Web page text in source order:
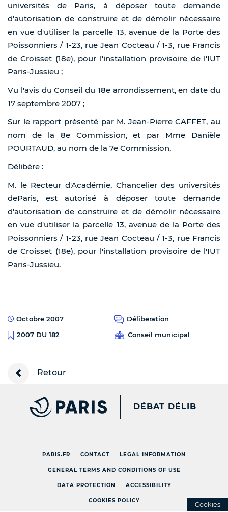
universités de Paris, à déposer toute demande
d'autorisation de construire et de démolir nécessaire
en vue d'utiliser la parcelle 13, avenue de la Porte des
Poissonniers / 1-23, rue Jean Cocteau / 1-3, rue Francis
de Croisset (18e), pour l'installation provisoire de l'IUT
Paris-Jussieu ;
Vu l'avis du Conseil du 18e arrondissement, en date du
17 septembre 2007 ;
Sur le rapport présenté par M. Jean-Pierre CAFFET, au
nom de la 8e Commission, et par Mme Danièle
POURTAUD, au nom de la 7e Commission,
Délibère :
M. le Recteur d'Académie, Chancelier des universités
deParis, est autorisé à déposer toute demande
d'autorisation de construire et de démolir nécessaire
en vue d'utiliser la parcelle 13, avenue de la Porte des
Poissonniers / 1-23, rue Jean Cocteau / 1-3, rue Francis
de Croisset (18e), pour l'installation provisoire de l'IUT
Paris-Jussieu.
Octobre 2007
Déliberation
2007 DU 182
Conseil municipal
Retour
PARIS.FR [NEW
DÉBAT DÉLIB
PARIS.FR CONTACT LEGAL INFORMATION
GENERAL TERMS AND CONDITIONS OF USE
DATA PROTECTION ACCESSIBILITY
COOKIES POLICY